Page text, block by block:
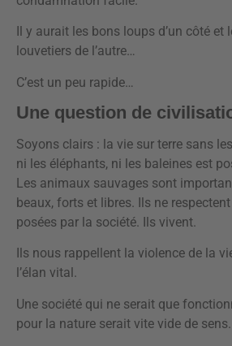
Il y aurait les bons loups d’un côté et
louvetiers de l’autre…
C’est un peu rapide…
Une question de
Soyons clairs : la vie sur terre sans
ni les éléphants, ni les baleines est
Les animaux sauvages sont
beaux, forts et libres. Ils ne
posées par la société. Ils vivent.
Ils nous rappellent la violence de la
l’élan vital.
Une société qui ne serait que
pour la nature serait vite vide de sens.